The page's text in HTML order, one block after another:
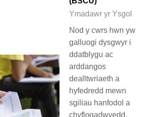
Ymadawr yr Ysgol
Nod y cwrs hwn yw
galluogi dysgwyr i
ddatblygu ac
arddangos
dealltwriaeth a
hyfedredd mewn
sgiliau hanfodol a
chyflogadwyedd.